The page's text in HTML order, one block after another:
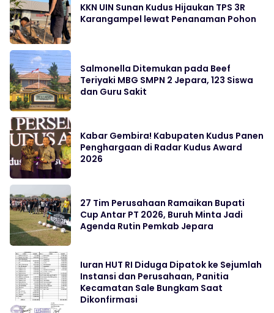
KKN UIN Sunan Kudus Hijaukan TPS 3R
Karangampel lewat Penanaman Pohon
Salmonella Ditemukan pada Beef
Teriyaki MBG SMPN 2 Jepara, 123 Siswa
dan Guru Sakit
Kabar Gembira! Kabupaten Kudus Panen
Penghargaan di Radar Kudus Award
2026
27 Tim Perusahaan Ramaikan Bupati
Cup Antar PT 2026, Buruh Minta Jadi
Agenda Rutin Pemkab Jepara
Iuran HUT RI Diduga Dipatok ke Sejumlah
Instansi dan Perusahaan, Panitia
Kecamatan Sale Bungkam Saat
Dikonfirmasi